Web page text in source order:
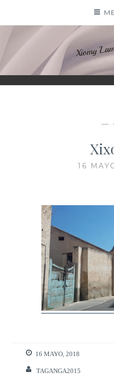
contenido
XIOMY
—
16
16 MAYO, 2018
TAGANGA2015